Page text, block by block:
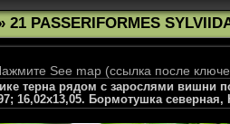
21 PASSERIFORMES
See map (ссылка после
терна рядом с зарослями вишни
16,02х13,05. Бормотушка